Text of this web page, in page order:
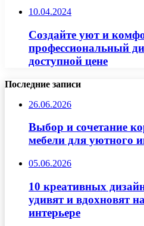
10.04.2024
Создайте уют и
профессиональный
доступной цене
Последние записи
26.06.2026
Выбор и сочетание
мебели для уютного
05.06.2026
10 креативных
удивят и вдохновят
интерьере